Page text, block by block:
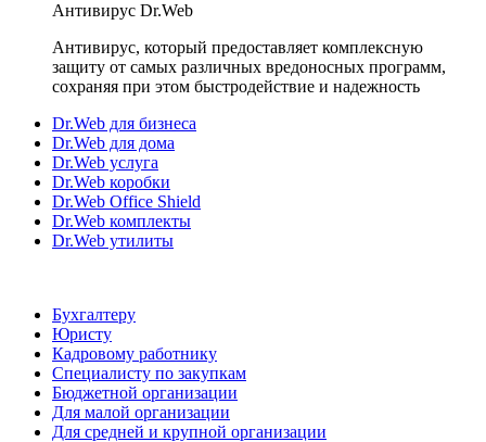
Антивирус Dr.Web
Антивирус, который предоставляет комплексную
защиту от самых различных вредоносных программ,
сохраняя при этом быстродействие и надежность
Dr.Web для бизнеса
Dr.Web для дома
Dr.Web услуга
Dr.Web коробки
Dr.Web Office Shield
Dr.Web комплекты
Dr.Web утилиты
Бухгалтеру
Юристу
Кадровому работнику
Специалисту по закупкам
Бюджетной организации
Для малой организации
Для средней и крупной организации